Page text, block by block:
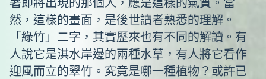
著即將出現的那個人，應是這樣的氣質。當
然，這樣的畫面，是後世讀者熟悉的理解。
「綠竹」二字，其實歷來也有不同的解讀。有
人說它是淇水岸邊的兩種水草，有人將它看作
迎風而立的翠竹。究竟是哪一種植物？或許已